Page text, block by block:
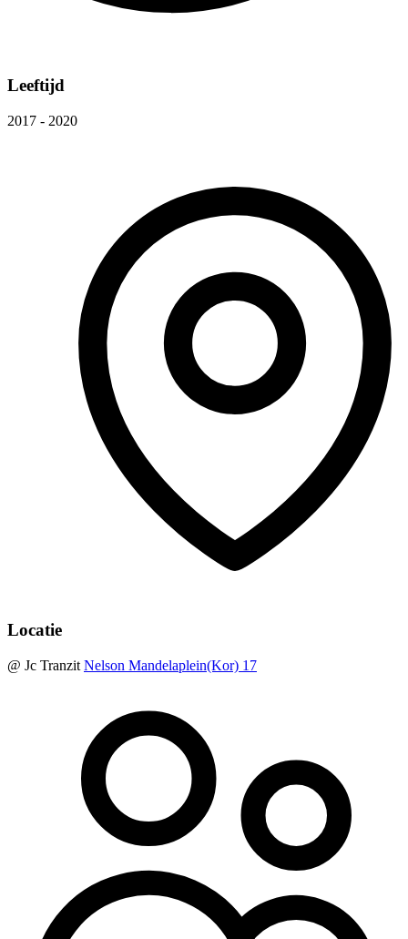
Leeftijd
2017 - 2020
Locatie
@ Jc Tranzit Nelson Mandelaplein(Kor) 17